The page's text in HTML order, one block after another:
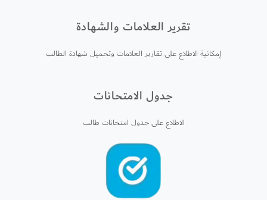
تقرير العلامات والشهادة
إمكانية الاطلاع على تقارير العلامات وتحميل شهادة الطالب
جدول الامتحانات
الاطلاع على جدول امتحانات طالب